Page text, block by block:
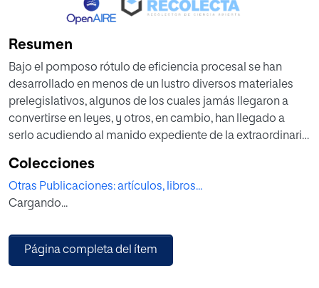
Resumen
Bajo el pomposo rótulo de eficiencia procesal se han
desarrollado en menos de un lustro diversos materiales
prelegislativos, algunos de los cuales jamás llegaron a
convertirse en leyes, y otros, en cambio, han llegado a
serlo acudiendo al manido expediente de la extraordinaria
arrogarse funciones de legislador a través de la vía rápida
de los decretos-leyes, deformándose cada vez más el
primitivo sentido que en sus orígenes tuvo el artículo 86 de
precipitada legislación que va resultando en torno a la
búsqueda de eficiencia procesal está generando un
Colecciones
Otras Publicaciones: artículos, libros...
Cargando...
Página completa del ítem